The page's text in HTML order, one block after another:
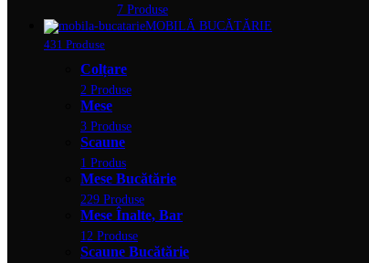
7 Produse
MOBILĂ BUCĂTĂRIE
431 Produse
Colțare
2 Produse
Mese
3 Produse
Scaune
1 Produs
Mese Bucătărie
229 Produse
Mese Înalte, Bar
12 Produse
Scaune Bucătărie